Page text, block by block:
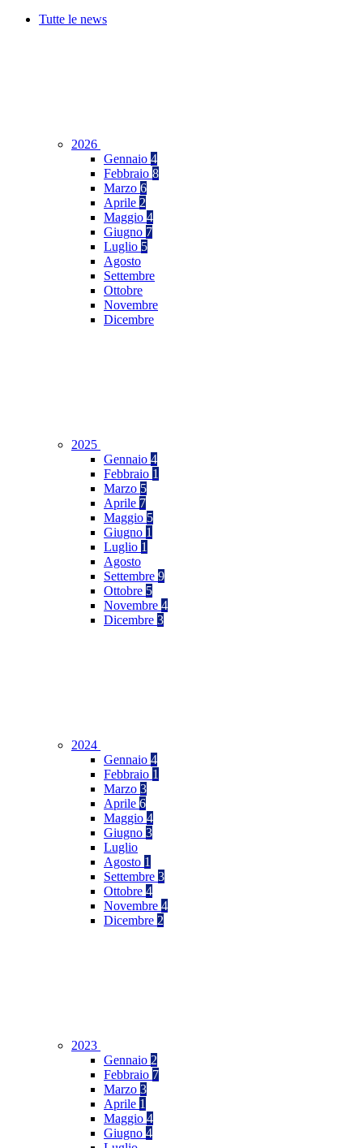
Tutte le news
2026
Gennaio 4
Febbraio 8
Marzo 6
Aprile 2
Maggio 4
Giugno 7
Luglio 5
Agosto
Settembre
Ottobre
Novembre
Dicembre
2025
Gennaio 4
Febbraio 1
Marzo 5
Aprile 7
Maggio 5
Giugno 1
Luglio 1
Agosto
Settembre 9
Ottobre 5
Novembre 4
Dicembre 3
2024
Gennaio 4
Febbraio 1
Marzo 3
Aprile 6
Maggio 4
Giugno 3
Luglio
Agosto 1
Settembre 3
Ottobre 4
Novembre 4
Dicembre 2
2023
Gennaio 2
Febbraio 7
Marzo 3
Aprile 1
Maggio 4
Giugno 4